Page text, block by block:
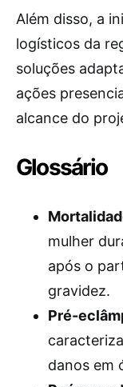
Além disso, a
logísticos da
soluções
ações
alcance do
Glossário
mulher
após o
gravidez.
Pré-
danos em